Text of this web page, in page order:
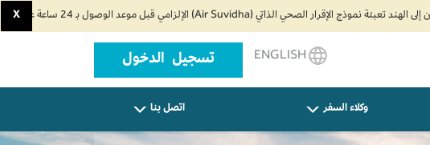
X
تسجيل الدخول
وكلاء السفر اتصل بنا